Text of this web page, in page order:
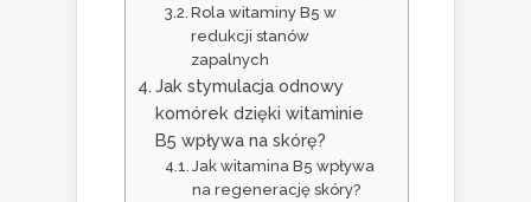
Rola witaminy B5 w
redukcji stanów
zapalnych
Jak stymulacja odnowy
komórek dzięki witaminie
B5 wpływa na skórę?
Jak witamina B5 wpływa
na regenerację skóry?